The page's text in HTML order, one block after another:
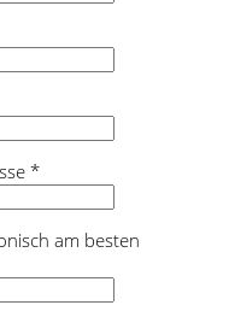
*
am besten